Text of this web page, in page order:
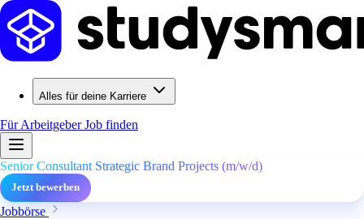
Alles für deine Karriere
Für ArbeitgeberJob finden
Senior Consultant Strategic Brand Projects (m/w/d)
Jetzt bewerben
Jobbörse